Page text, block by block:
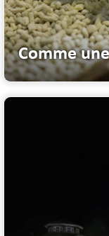
Comme
Spécialité locale à